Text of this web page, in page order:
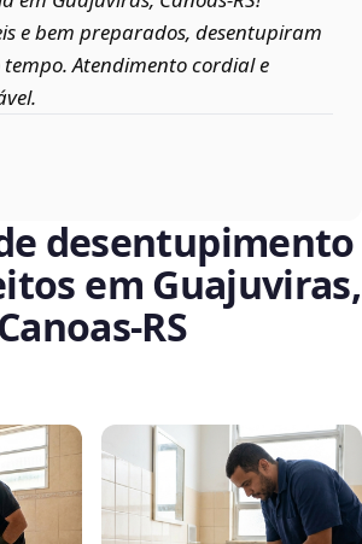
e bem preparados, desentupiram
tempo. Atendimento cordial e
desentupimento
em Guajuviras,